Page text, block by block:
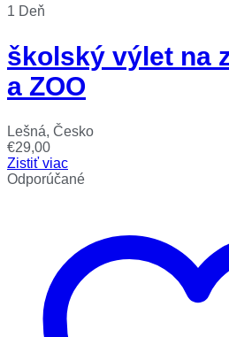
1 Deň
školský výlet na
a ZOO
Lešná, Česko
€29,00
Zistiť viac
Odporúčané